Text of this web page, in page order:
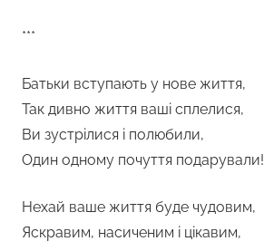
***
Батьки вступають у нове життя,
Так дивно життя ваші сплелися,
Ви зустрілися і полюбили,
Один одному почуття подарували!
Нехай ваше життя буде чудовим,
Яскравим, насиченим і цікавим,